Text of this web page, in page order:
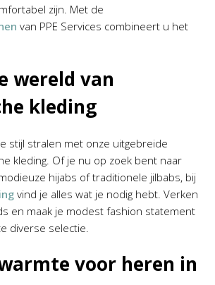
zijn. Met de
van PPE Services combineert u het
wereld van
kleding
stijl stralen met onze uitgebreide
kleding. Of je nu op zoek bent naar
hijabs of traditionele jilbabs, bij
vind je alles wat je nodig hebt. Verken
en maak je modest fashion statement
diverse selectie.
voor heren in